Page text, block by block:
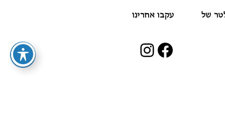
של
עקבו אחרינו
Facebook
Instagram